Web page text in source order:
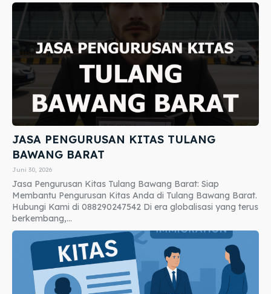
JASA PENGURUSAN KITAS TULANG
BAWANG BARAT
Juni 30, 2026
Jasa Pengurusan Kitas Tulang Bawang Barat: Siap
Membantu Pengurusan Kitas Anda di Tulang Bawang Barat.
Hubungi Kami di 088290247542 Di era globalisasi yang terus
berkembang,...